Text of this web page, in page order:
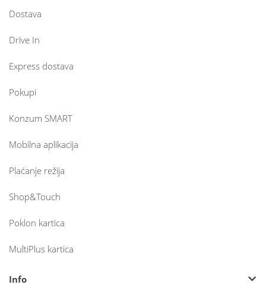
Dostava
Drive In
Express dostava
Pokupi
Konzum SMART
Mobilna aplikacija
Plaćanje režija
Shop&Touch
Poklon kartica
MultiPlus kartica
Info